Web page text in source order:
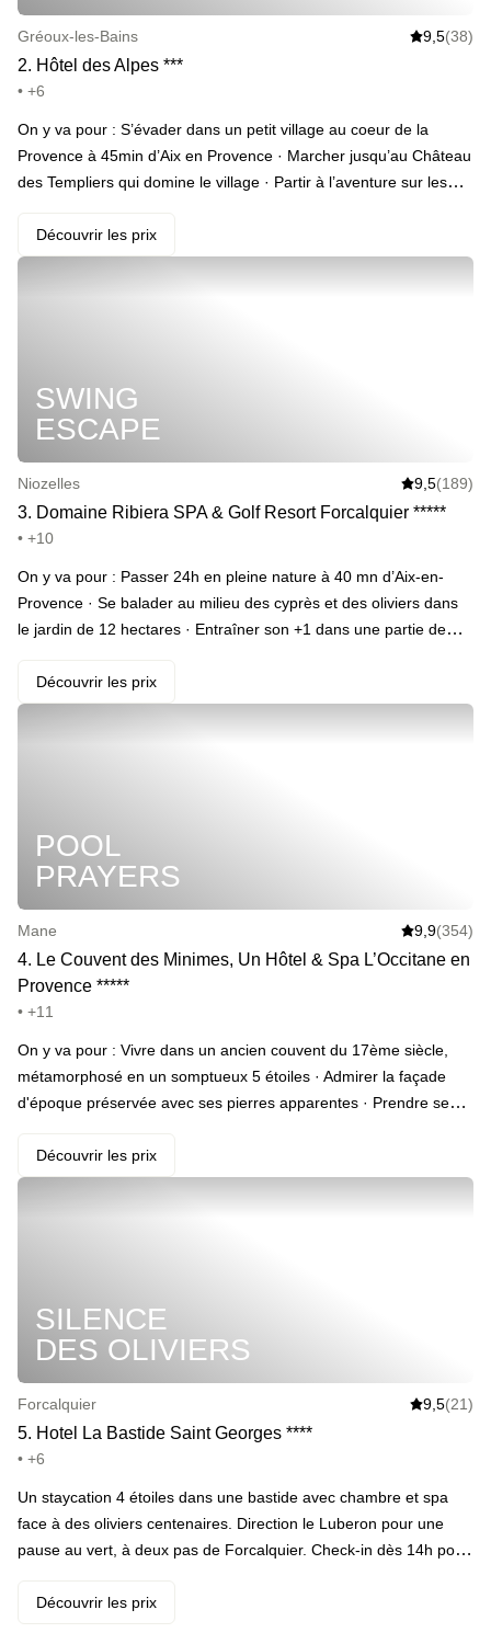
Gréoux-les-Bains 9,5(38)
2. Hôtel des Alpes ***
• +6
On y va pour : S’évader dans un petit village au coeur de la
Provence à 45min d’Aix en Provence · Marcher jusqu’au Château
des Templiers qui domine le village · Partir à l’aventure sur les
lavande à perte de vue du plateau de Valensole · Rentrer groover
dans son jacuzzi privatif · Privatiser aussi le hammam et le sauna
déjeuner
Découvrir les prix
SWING
ESCAPE
Niozelles 9,5(189)
3. Domaine Ribiera SPA & Golf Resort Forcalquier *****
• +10
On y va pour : Passer 24h en pleine nature à 40 mn d’Aix-en-
Provence · Se balader au milieu des cyprès et des oliviers dans
le jardin de 12 hectares · Entraîner son +1 dans une partie de
saison estivale). · Se prélasser dans le jacuzzi pour se réchauffer
· Profiter du sauna ou du hammam · Se détendre toujours plus
Découvrir les prix
POOL
PRAYERS
Mane 9,9(354)
4. Le Couvent des Minimes, Un Hôtel & Spa L’Occitane en
Provence *****
• +11
On y va pour : Vivre dans un ancien couvent du 17ème siècle,
métamorphosé en un somptueux 5 étoiles · Admirer la façade
d'époque préservée avec ses pierres apparentes · Prendre ses
une vue sur la nature · Filer s'exercer au crawl dans la piscine
extérieure (en saison) ou dans la piscine intérieure incroyable
dîner dans l'un des deux restaurants *(à réserver directement
auprès de l'hôtel avant votre arrivée)* · Ouvrir les yeux sur les
fantastiques petits-déjeuners du lendemain matin
Découvrir les prix
SILENCE
DES OLIVIERS
Forcalquier 9,5(21)
5. Hotel La Bastide Saint Georges ****
• +6
Un staycation 4 étoiles dans une bastide avec chambre et spa
face à des oliviers centenaires. Direction le Luberon pour une
pause au vert, à deux pas de Forcalquier. Check-in dès 14h pour
intérieure, hammam et jacuzzi. Entre deux passages dans l’eau,
Découvrir les prix